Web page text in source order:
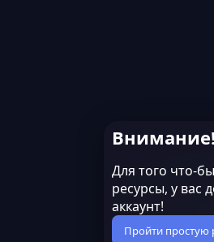
Внимание!
Для того что-
ресурсы, у вас
аккаунт!
Пройти простую